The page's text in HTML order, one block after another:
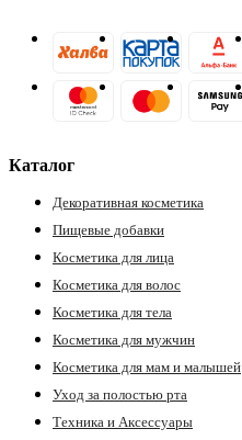
Каталог
Декоративная косметика
Пищевые добавки
Косметика для лица
Косметика для волос
Косметика для тела
Косметика для мужчин
Косметика для мам и малышей
Уход за полостью рта
Техника и Аксессуары